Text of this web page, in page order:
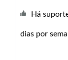
Há
dias por